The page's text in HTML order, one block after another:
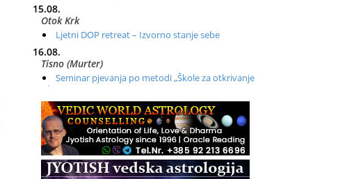
15.08.
Otok Krk
Ljetni DOP retreat – Izvorno stanje sebe
16.08.
Tisno (Murter)
Seminar pjevanja po metodi „Škole za otkrivanje
glasa“
20.08.
Online
Radionica: Pomagači iz drugih dimenzija Online –
otvoreno za sve
21.08.
Zagreb+Online